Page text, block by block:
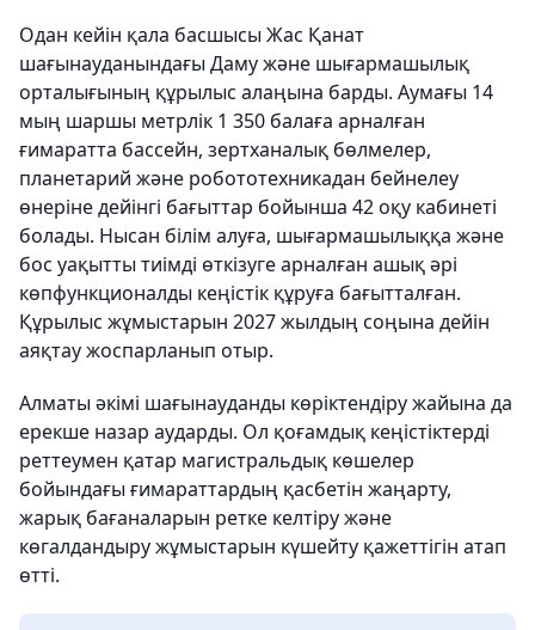
Одан кейін қала басшысы Жас Қанат
шағынауданындағы Даму және шығармашылық
орталығының құрылыс алаңына барды. Аумағы 14
мың шаршы метрлік 1 350 балаға арналған
ғимаратта бассейн, зертханалық бөлмелер,
планетарий және робототехникадан бейнелеу
өнеріне дейінгі бағыттар бойынша 42 оқу кабинеті
болады. Нысан білім алуға, шығармашылыққа және
бос уақытты тиімді өткізуге арналған ашық әрі
көпфункционалды кеңістік құруға бағытталған.
Құрылыс жұмыстарын 2027 жылдың соңына дейін
аяқтау жоспарланып отыр.
Алматы әкімі шағынауданды көріктендіру жайына да
ерекше назар аударды. Ол қоғамдық кеңістіктерді
реттеумен қатар магистральдық көшелер
бойындағы ғимараттардың қасбетін жаңарту,
жарық бағаналарын ретке келтіру және
көгалдандыру жұмыстарын күшейту қажеттігін атап
өтті.